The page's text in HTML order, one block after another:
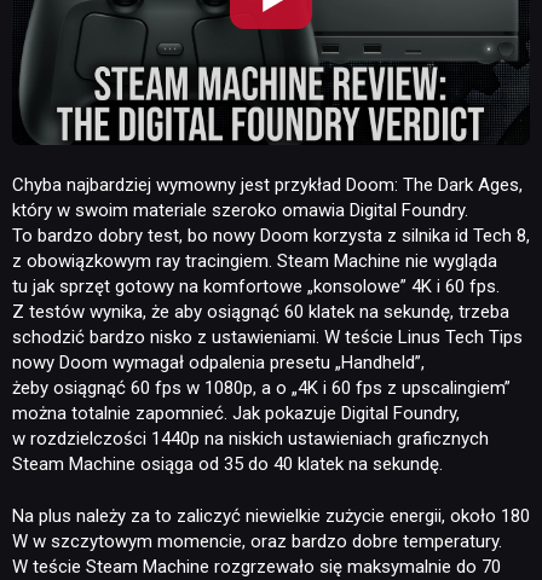
Chyba najbardziej wymowny jest przykład Doom: The Dark Ages,
który w swoim materiale szeroko omawia Digital Foundry.
To bardzo dobry test, bo nowy Doom korzysta z silnika id Tech 8,
z obowiązkowym ray tracingiem. Steam Machine nie wygląda
tu jak sprzęt gotowy na komfortowe „konsolowe” 4K i 60 fps.
Z testów wynika, że aby osiągnąć 60 klatek na sekundę, trzeba
schodzić bardzo nisko z ustawieniami. W teście Linus Tech Tips
nowy Doom wymagał odpalenia presetu „Handheld”,
żeby osiągnąć 60 fps w 1080p, a o „4K i 60 fps z upscalingiem”
można totalnie zapomnieć. Jak pokazuje Digital Foundry,
w rozdzielczości 1440p na niskich ustawieniach graficznych
Steam Machine osiąga od 35 do 40 klatek na sekundę.
Na plus należy za to zaliczyć niewielkie zużycie energii, około 180
W w szczytowym momencie, oraz bardzo dobre temperatury.
W teście Steam Machine rozgrzewało się maksymalnie do 70